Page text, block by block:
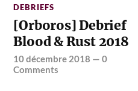
DEBRIEFS
[Orboros] Debrief
Blood & Rust 2018
10 décembre 2018 —0
Comments